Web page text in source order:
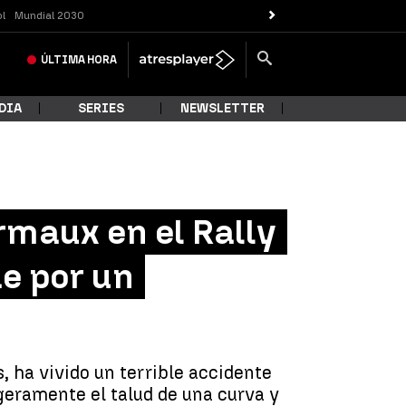
Mundial 2030
ÚLTIMA HORA
SERIES NEWSLETTER
en el Rally
por un
ha vivido un terrible accidente
el talud de una curva y